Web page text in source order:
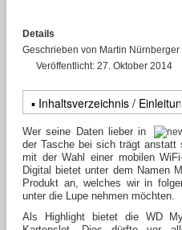
Details
Geschrieben von Martin Nürnberger
Veröffentlicht: 27. Oktober 2014
Wer seine Daten lieber in
der Tasche bei sich trägt anstatt
mit der Wahl einer mobilen
Digital bietet unter dem Namen
Produkt an, welches wir in
unter die Lupe nehmen möchten.
Als Highlight bietet die WD